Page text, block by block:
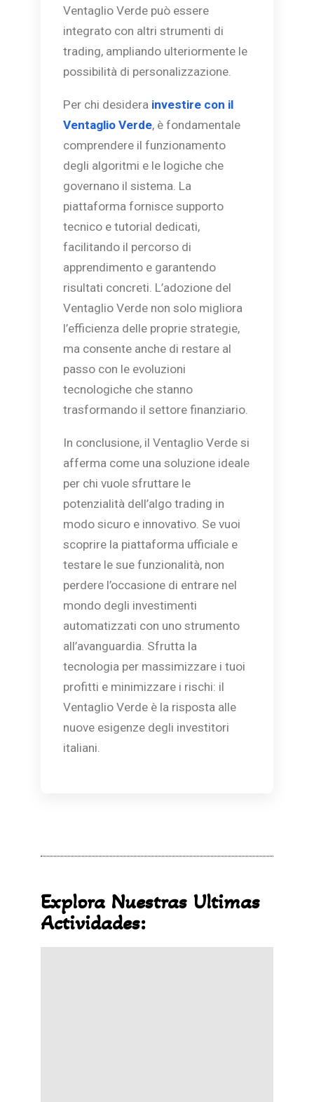
Ventaglio Verde può essere
integrato con altri strumenti di
trading, ampliando ulteriormente le
possibilità di personalizzazione.
Per chi desidera investire con il
Ventaglio Verde, è fondamentale
comprendere il funzionamento
degli algoritmi e le logiche che
governano il sistema. La
piattaforma fornisce supporto
tecnico e tutorial dedicati,
facilitando il percorso di
apprendimento e garantendo
risultati concreti. L’adozione del
Ventaglio Verde non solo migliora
l’efficienza delle proprie strategie,
ma consente anche di restare al
passo con le evoluzioni
tecnologiche che stanno
trasformando il settore finanziario.
In conclusione, il Ventaglio Verde si
afferma come una soluzione ideale
per chi vuole sfruttare le
potenzialità dell’algo trading in
modo sicuro e innovativo. Se vuoi
scoprire la piattaforma ufficiale e
testare le sue funzionalità, non
perdere l’occasione di entrare nel
mondo degli investimenti
automatizzati con uno strumento
all’avanguardia. Sfrutta la
tecnologia per massimizzare i tuoi
profitti e minimizzare i rischi: il
Ventaglio Verde è la risposta alle
nuove esigenze degli investitori
italiani.
Explora Nuestras Ultimas
Actividades: